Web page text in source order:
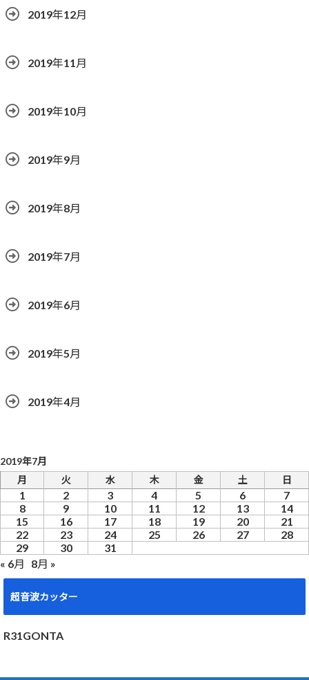
2019年12月
2019年11月
2019年10月
2019年9月
2019年8月
2019年7月
2019年6月
2019年5月
2019年4月
2019年7月
月
火 水 木 金 土 日
1 2 3 4 5 6
7
8
9 10 11 12 13
14
15
16 17 18 19 20
21
22
23 24 25 26 27
28
29
30
31
« 6月
8月 »
超音波カッター
R31GONTA